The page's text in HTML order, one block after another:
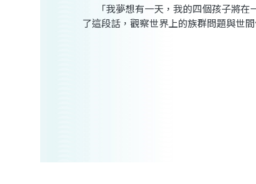
「我夢想有一天，我的四個孩子將在
了這段話，觀察世界上的族群問題與世